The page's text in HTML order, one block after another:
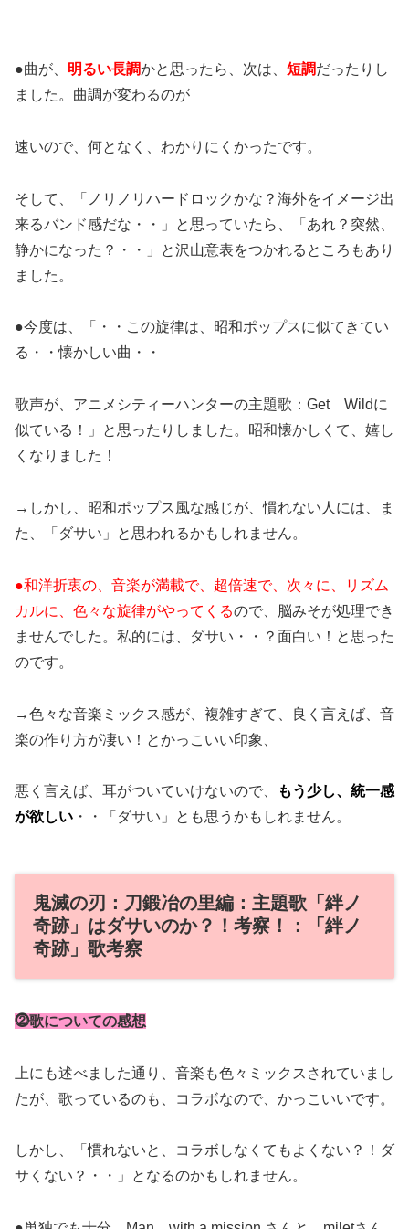
●曲が、 明るい長調かと思ったら、次は、 短調だったりし
ました。曲調が変わるのが
速いので、何となく、わかりにくかったです。
そして、「ノリノリハードロックかな？海外をイメージ出
来るバンド感だな・・」と思っていたら、「あれ？突然、
静かになった？・・」と沢山意表をつかれるところもあり
ました。
●今度は、「・・この旋律は、昭和ポップスに似てきてい
る・・懐かしい曲・・
歌声が、アニメシティーハンターの主題歌：Get Wildに
似ている！」と思ったりしました。昭和懐かしくて、嬉し
くなりました！
→しかし、昭和ポップス風な感じが、慣れない人には、ま
た、「ダサい」と思われるかもしれません。
●和洋折衷の、音楽が満載で、超倍速で、次々に、リズム
カルに、色々な旋律がやってくるので、脳みそが処理でき
ませんでした。私的には、ダサい・・？面白い！と思った
のです。
→色々な音楽ミックス感が、複雑すぎて、良く言えば、音
楽の作り方が凄い！とかっこいい印象、
悪く言えば、耳がついていけないので、
もう少し、統一感
が欲しい ・・「ダサい」とも思うかもしれません。
鬼滅の刃：刀鍛冶の里編：主題歌「絆ノ
奇跡」はダサいのか？！考察！：「絆ノ
奇跡」歌考察
⓶歌についての感想
上にも述べました通り、音楽も色々ミックスされていまし
たが、歌っているのも、コラボなので、かっこいいです。
しかし、「慣れないと、コラボしなくてもよくない？！ダ
サくない？・・」となるのかもしれません。